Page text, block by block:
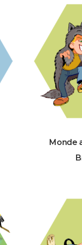
Monde